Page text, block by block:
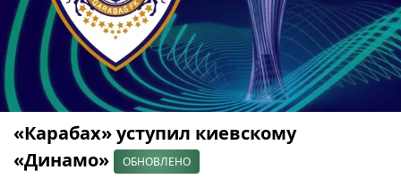
«Карабах» уступил киевскому
«Динамо»
ОБНОВЛЕНО